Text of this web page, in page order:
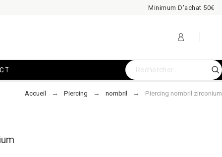
Minimum D'achat 50€
Accueil Piercing nombril Piercing nombril zirconium